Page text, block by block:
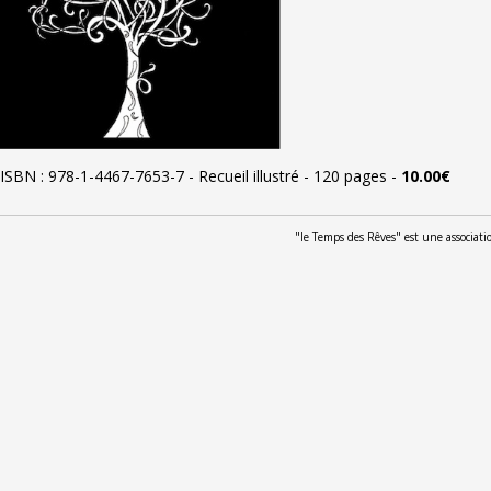
ISBN : 978-1-4467-7653-7 - Recueil illustré - 120 pages - 10.00€
"le Temps des Rêves" est une